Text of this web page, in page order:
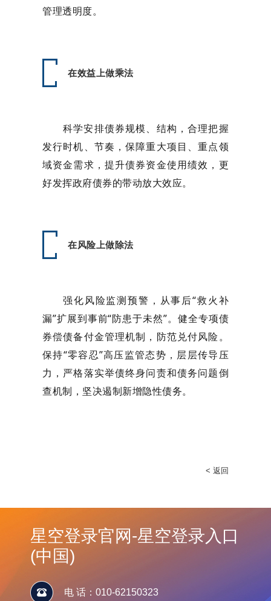
管理透明度。
在效益上做乘法
科学安排债券规模、结构，合理把握
发行时机、节奏，保障重大项目、重点领
域资金需求，提升债券资金使用绩效，更
好发挥政府债券的带动放大效应。
在风险上做除法
强化风险监测预警，从事后“救火补
漏”扩展到事前“防患于未然”。健全专项债
券偿债备付金管理机制，防范兑付风险。
保持“零容忍”高压监管态势，层层传导压
力，严格落实举债终身问责和债务问题倒
查机制，坚决遏制新增隐性债务。
< 返回
星空登录官网-星空登录入口
(中国)
电 话：010-62150323